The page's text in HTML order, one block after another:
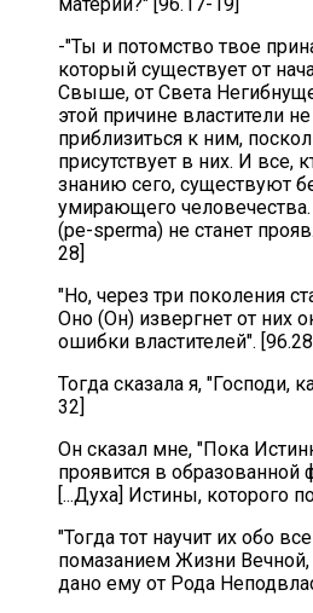
материи?" [96.17-19]
-"Ты и потомство твое
который существует от
Свыше, от Света
этой причине властители
приблизиться к ним,
присутствует в них. И все,
знанию сего, существуют
умирающего
(pe-sperma) не станет
28]
"Но, через три поколения
Оно (Он) извергнет от них
ошибки властителей".
Тогда сказала я, "Господи,
32]
Он сказал мне, "Пока
проявится в образованной
[...Духа] Истины, которого
"Тогда тот научит их обо
помазанием Жизни Вечной,
дано ему от Рода